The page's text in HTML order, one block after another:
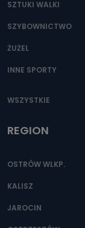
SZTUKI WALKI
SZYBOWNICTWO
ŻUŻEL
INNE SPORTY
WSZYSTKIE
REGION
OSTRÓW WLKP.
KALISZ
JAROCIN